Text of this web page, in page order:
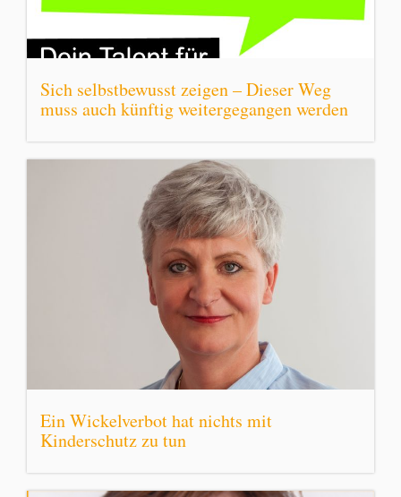
Sich selbstbewusst zeigen – Dieser Weg
muss auch künftig weitergegangen werden
Ein Wickelverbot hat nichts mit
Kinderschutz zu tun